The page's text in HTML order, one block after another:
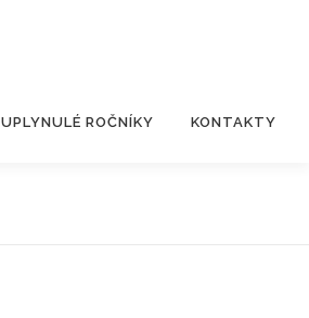
UPLYNULÉ ROČNÍKY KONTAKTY